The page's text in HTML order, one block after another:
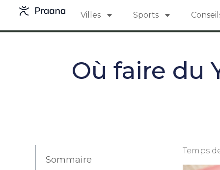
Villes Sports
Où faire du
Sommaire
Temps